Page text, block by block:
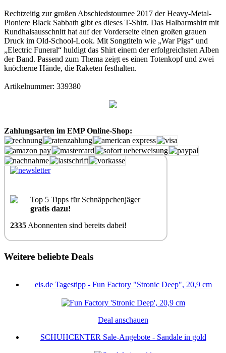
Rechtzeitig zur großen Abschiedstournee 2017 der Heavy-Metal-
Pioniere Black Sabbath gibt es dieses T-Shirt. Das Halbarmshirt mit
Rundhalsausschnitt hat auf der Vorderseite einen großen grauen
Druck im Old-School-Look. Mit Songtiteln wie „War Pigs“ und
„Electric Funeral“ huldigt das Shirt einem der erfolgreichsten Alben
der Band. Passend zum Thema zeigt es einen Totenkopf und zwei
knöcherne Hände, die Raketen festhalten.
Artikelnummer: 339380
Zahlungsarten im EMP Online-Shop:
Top 5 Tipps für Schnäppchenjäger
gratis dazu!
2335 Abonnenten sind bereits dabei!
Weitere beliebte Deals
eis.de Tagestipp - Fun Factory "Stronic Deep", 20,9 cm
Deal anschauen
SCHUHCENTER Sale-Angebote - Sandale in gold